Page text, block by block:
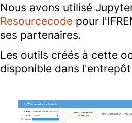
Nous avons utilisé
Resourcecode pour
ses partenaires.
Les outils créés à cette
disponible dans l'entrepôt